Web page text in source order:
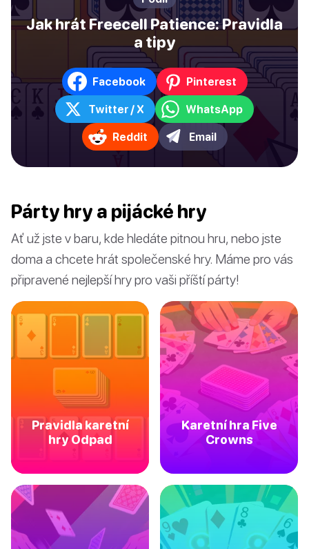
Jak hrát Freecell Patience: Pravidla
a tipy
Facebook Pinterest
Twitter / X WhatsApp
Reddit Email
Párty hry a pijácké hry
Ať už jste v baru, kde hledáte pitnou hru, nebo jste
doma a chcete hrát společenské hry. Máme pro vás
připravené nejlepší hry pro vaši příští párty!
Pravidla karetní
hry Odpad
Karetní hra Five
Crowns